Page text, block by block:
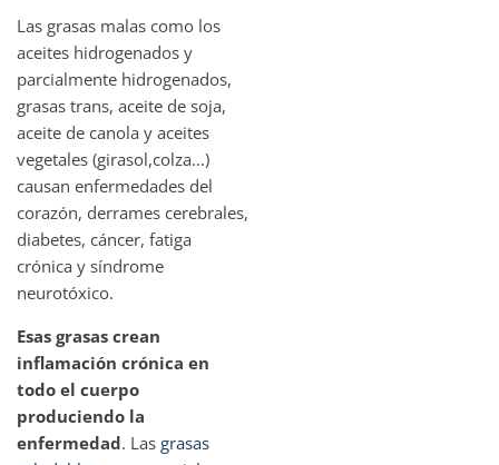
Las grasas malas como los
aceites hidrogenados y
parcialmente hidrogenados,
grasas trans, aceite de soja,
aceite de canola y aceites
vegetales (girasol,colza…)
causan enfermedades del
corazón, derrames cerebrales,
diabetes, cáncer, fatiga
crónica y síndrome
neurotóxico.
Esas grasas crean
inflamación crónica en
todo el cuerpo
produciendo la
enfermedad. Las grasas